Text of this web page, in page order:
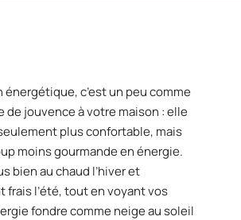
énergétique, c’est un peu comme
de jouvence à votre maison : elle
plus confortable, mais
moins gourmande en énergie.
bien au chaud l’hiver et
frais l’été, tout en voyant vos
fondre comme neige au soleil